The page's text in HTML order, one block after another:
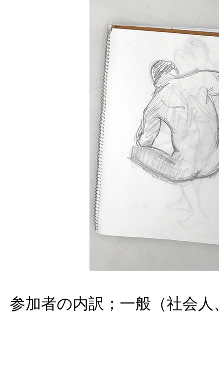
参加者の内訳；一般（社会人